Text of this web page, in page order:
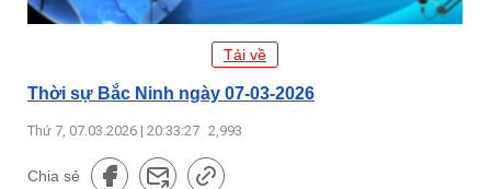
Tải về
Thời sự Bắc Ninh ngày 07-03-2026
Thứ 7, 07.03.2026 | 20:33:27 2,993
Chia sẻ